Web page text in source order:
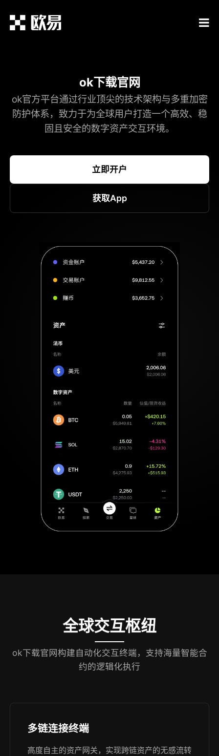
ok下载官网
ok官方平台通过行业顶尖的技术架构与多重加密
防护体系，致力于为全球用户打造一个高效、稳
固且安全的数字资产交互环境。
立即开户
获取App
全球交互枢纽
ok下载官网构建自动化交互终端，支持海量智能合
约的逻辑化执行
多链连接终端
高度自主的资产网关，实现跨链资产的无感流转